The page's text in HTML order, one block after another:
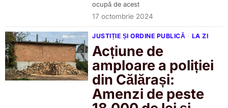
ocupă de acest
17 octombrie 2024
JUSTIȚIE ȘI ORDINE PUBLICĂ · LA ZI
Acțiune de
amploare a poliției
din Călărași:
Amenzi de peste